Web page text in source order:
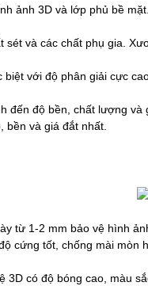
ảnh 3D và lớp phủ bề
sét và các chất phụ gia.
với độ phân giải cực
đến độ bền, chất lượng
bền và giá đắt nhất.
từ 1-2 mm bảo vệ hình
cứng tốt, chống mài mòn
3D có độ bóng cao, màu